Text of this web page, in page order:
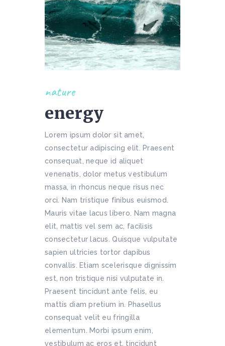
nature
energy
Lorem ipsum dolor sit amet,
consectetur adipiscing elit. Praesent
consequat, neque id aliquet
venenatis, dolor metus vestibulum
massa, in rhoncus neque risus nec
orci. Nam tristique finibus euismod.
Mauris vitae lacus libero. Nam magna
elit, mattis vel sem ac, facilisis
consectetur lacus. Quisque vulputate
sapien ultricies tortor dapibus
convallis. Etiam scelerisque dignissim
est, non tristique nisi vulputate in.
Praesent tincidunt ante felis, eu
mattis diam pretium in. Phasellus
consequat velit eu fringilla
elementum. Morbi ipsum enim,
vestibulum ac eros et, tincidunt